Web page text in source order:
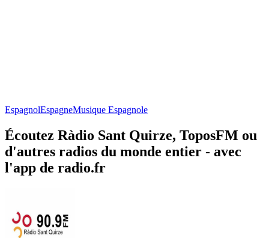
EspagnolEspagneMusique Espagnole
Écoutez Ràdio Sant Quirze, ToposFM ou
d'autres radios du monde entier - avec
l'app de radio.fr